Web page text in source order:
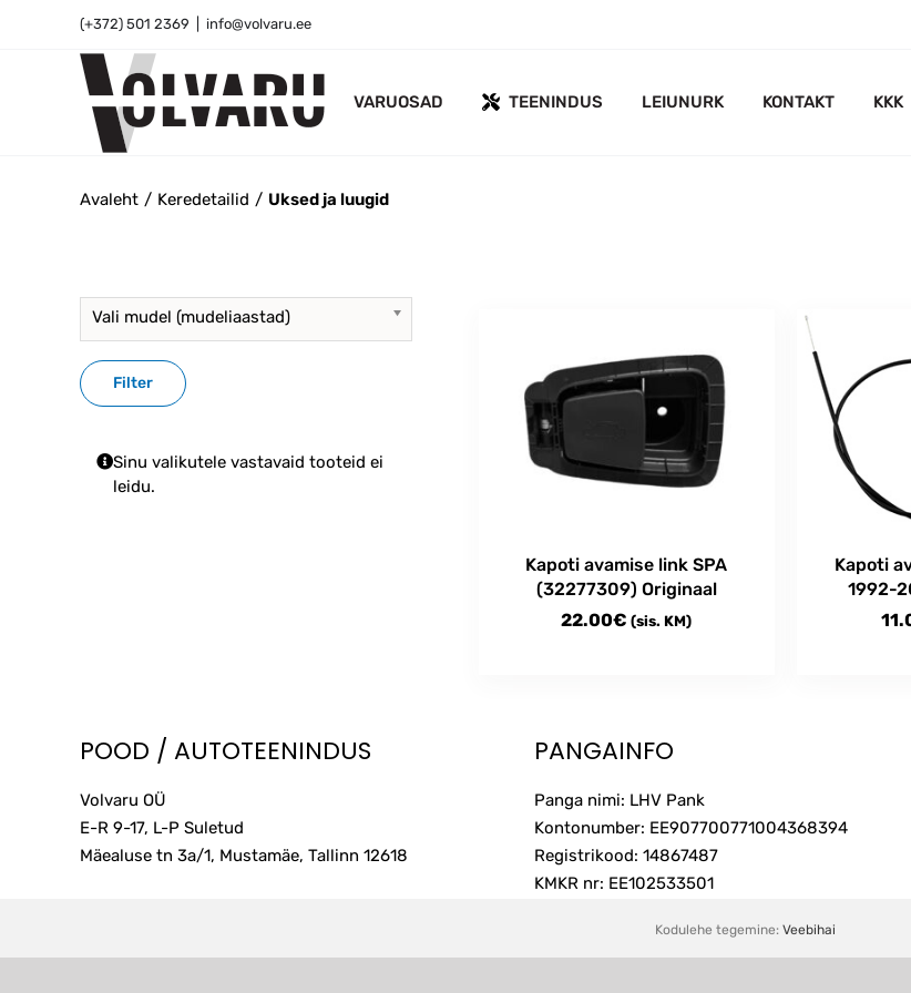
(+372) 501 2369 info@volvaru.ee
VARUOSAD TEENINDUS LEIUNURK KONTAKT KKK
Avaleht Keredetailid Uksed ja luugid
Kapoti avamise link SPA
(32277309) Originaal
22.00€ (sis. KM)
Kapoti
1992-
Vali mudel (mudeliaastad)
Filter
Sinu valikutele vastavaid tooteid ei
leidu.
POOD / AUTOTEENINDUS
Volvaru OÜ
E-R 9-17, L-P Suletud
Mäealuse tn 3a/1, Mustamäe, Tallinn 12618
PANGAINFO
Panga nimi: LHV Pank
Kontonumber: EE907700771004368394
Registrikood: 14867487
KMKR nr: EE102533501
Kodulehe tegemine: Veebihai